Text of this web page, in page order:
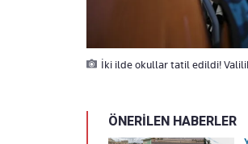
İki ilde okullar tatil edildi!
ÖNERİLEN HABERLER